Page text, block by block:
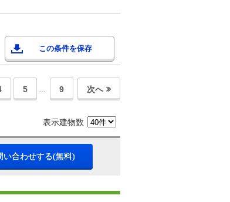
この条件を保存
5 … 9 次へ
表示建物数
い合わせする(無料)